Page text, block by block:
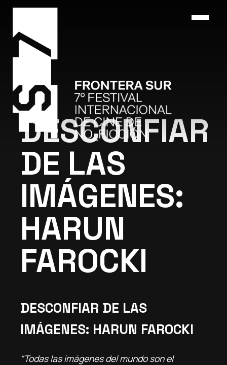
DESCONFIAR
DE LAS
IMÁGENES:
HARUN
FAROCKI
DESCONFIAR DE LAS
IMÁGENES: HARUN FAROCKI
“Todas las imágenes del mundo son el